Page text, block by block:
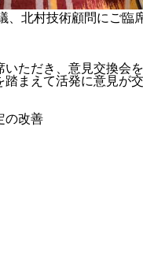
技術顧問にご臨席
ただき、意見交換会を
まえて活発に意見
の改善